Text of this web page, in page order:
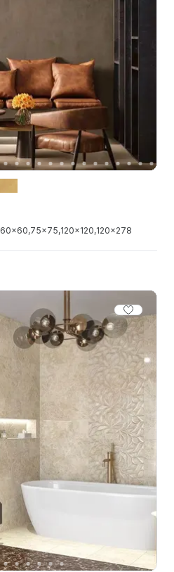
60x60 75x75 120x120 120x278